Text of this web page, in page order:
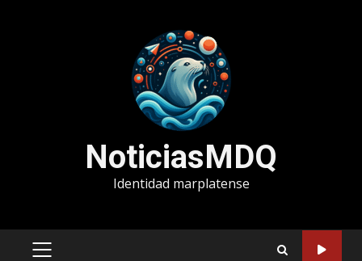
NoticiasMDQ
Identidad marplatense
MENÚ